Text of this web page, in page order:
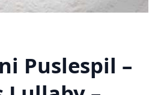
Puslespil –